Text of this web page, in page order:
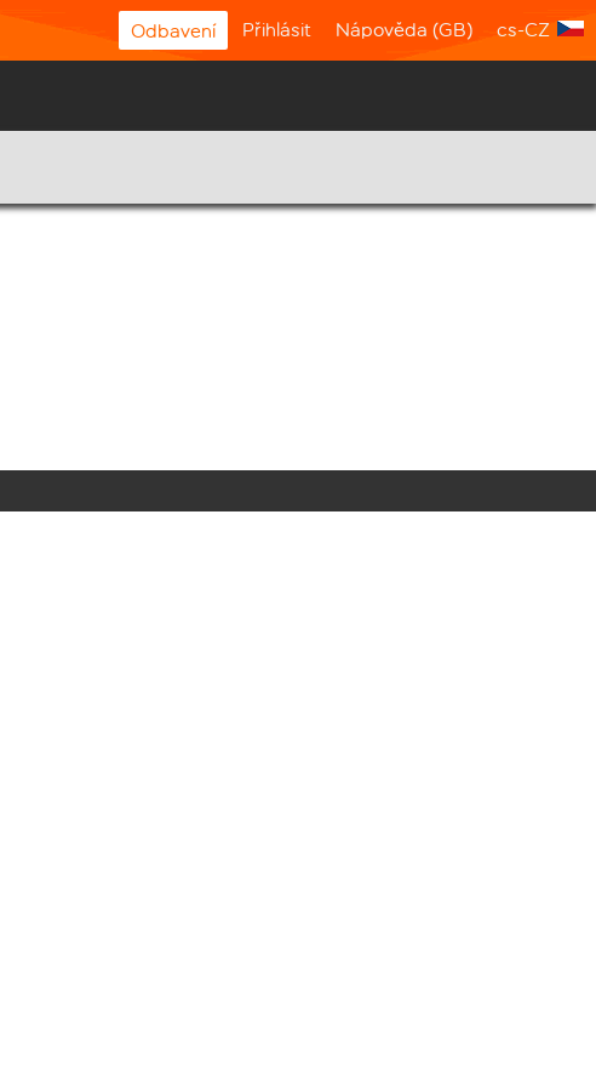
Odbavení Přihlásit Nápověda (GB) cs-CZ